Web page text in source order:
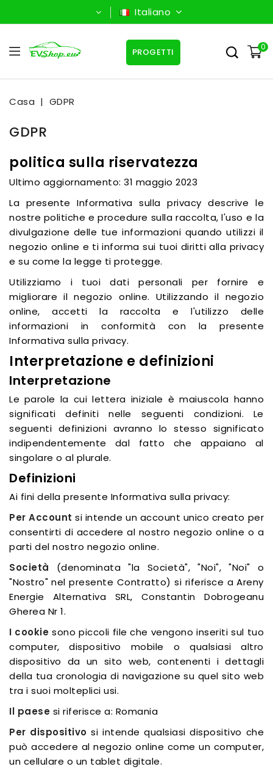
Italiano
0
PROGETTI
Casa GDPR
GDPR
politica sulla riservatezza
Ultimo aggiornamento: 31 maggio 2023
La presente Informativa sulla privacy descrive le
nostre politiche e procedure sulla raccolta, l'uso e la
divulgazione delle tue informazioni quando utilizzi il
negozio online e ti informa sui tuoi diritti alla privacy
e su come la legge ti protegge.
Utilizziamo i tuoi dati personali per fornire e
migliorare il negozio online. Utilizzando il negozio
online, accetti la raccolta e l'utilizzo delle
informazioni in conformità con la presente
Informativa sulla privacy.
Interpretazione e definizioni
Interpretazione
Le parole la cui lettera iniziale è maiuscola hanno
significati definiti nelle seguenti condizioni. Le
seguenti definizioni avranno lo stesso significato
indipendentemente dal fatto che appaiano al
singolare o al plurale.
Definizioni
Ai fini della presente Informativa sulla privacy:
Per Account si intende un account unico creato per
consentirti di accedere al nostro negozio online o a
parti del nostro negozio online.
Società (denominata "la Società", "Noi", "Noi" o
"Nostro" nel presente Contratto) si riferisce a Areny
Energie Alternativa SRL, Constantin Dobrogeanu
Gherea Nr 1.
I cookie sono piccoli file che vengono inseriti sul tuo
computer, dispositivo mobile o qualsiasi altro
dispositivo da un sito web, contenenti i dettagli
della tua cronologia di navigazione su quel sito web
tra i suoi molteplici usi.
Il paese si riferisce a: Romania
Per dispositivo si intende qualsiasi dispositivo che
può accedere al negozio online come un computer,
un cellulare o un tablet digitale.